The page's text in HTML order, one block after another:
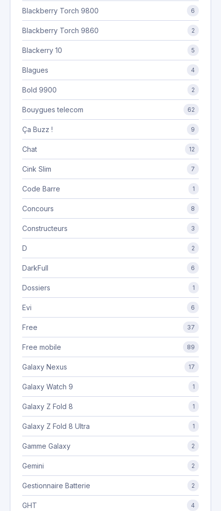
Blackberry Torch 9800 6
Blackberry Torch 9860 2
Blackerry 10 5
Blagues 4
Bold 9900 2
Bouygues telecom 62
Ça Buzz ! 9
Chat 12
Cink Slim 7
Code Barre 1
Concours 8
Constructeurs 3
D 2
DarkFull 6
Dossiers 1
Evi 6
Free 37
Free mobile 89
Galaxy Nexus 17
Galaxy Watch 9 1
Galaxy Z Fold 8 1
Galaxy Z Fold 8 Ultra 1
Gamme Galaxy 2
Gemini 2
Gestionnaire Batterie 2
GHT 4